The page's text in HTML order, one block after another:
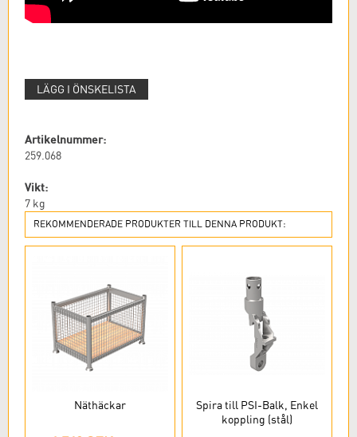
LÄGG I ÖNSKELISTA
Artikelnummer:
259.068
Vikt:
7 kg
REKOMMENDERADE PRODUKTER TILL DENNA PRODUKT:
Näthäckar
Spira till PSI-Balk, Enkel
koppling (stål)